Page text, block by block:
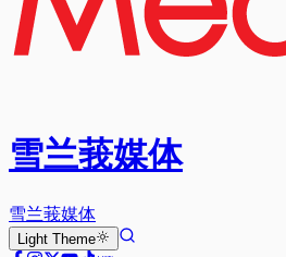
雪兰莪媒体
雪兰莪媒体
Light Theme